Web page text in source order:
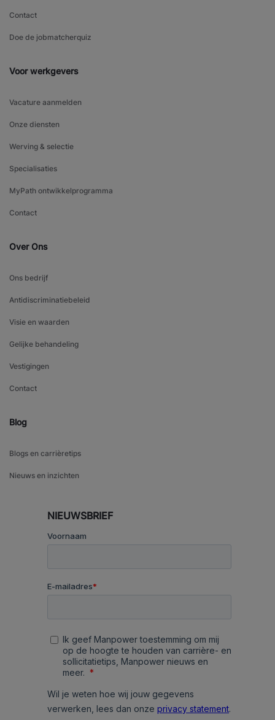
Contact
Doe de jobmatcherquiz
Voor werkgevers
Vacature aanmelden
Onze diensten
Werving & selectie
Specialisaties
MyPath ontwikkelprogramma
Contact
Over Ons
Ons bedrijf
Antidiscriminatiebeleid
Visie en waarden
Gelijke behandeling
Vestigingen
Contact
Blog
Blogs en carrièretips
Nieuws en inzichten
NIEUWSBRIEF